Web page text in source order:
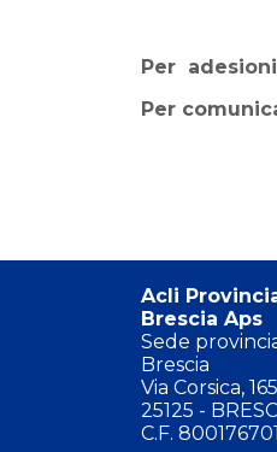
Per
Per
Acli
Brescia Aps
Sede
Brescia
Via Corsica, 165
25125 -
C.F.